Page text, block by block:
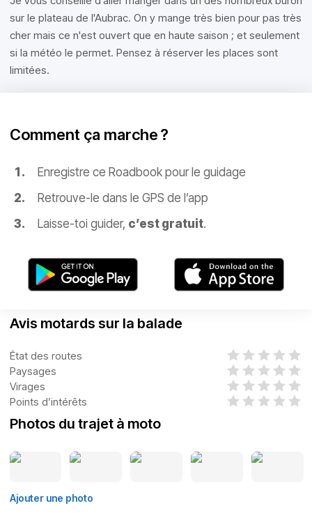
sur le plateau de l'Aubrac. On y mange très bien pour pas très
cher mais ce n'est ouvert que en haute saison ; et seulement
si la météo le permet. Pensez à réserver les places sont
limitées.
Comment ça marche ?
Enregistre ce Roadbook pour le guidage
Retrouve-le dans le GPS de l’app
Laisse-toi guider, c’est gratuit.
Avis motards sur la balade
État des routes
Paysages
Virages
Points d’intérêts
Photos du trajet à moto
Ajouter une photo